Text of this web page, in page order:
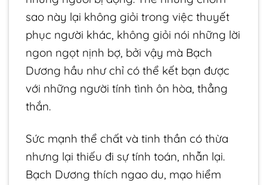
sao này lại không giỏi trong việc thuyết
phục người khác, không giỏi nói những lời
ngon ngọt nịnh bợ, bởi vậy mà Bạch
Dương hầu như chỉ có thể kết bạn được
với những người tính tình ôn hòa, thẳng
thắn.
Sức mạnh thể chất và tinh thần có thừa
nhưng lại thiếu đi sự tính toán, nhẫn lại.
Bạch Dương thích ngao du, mạo hiểm